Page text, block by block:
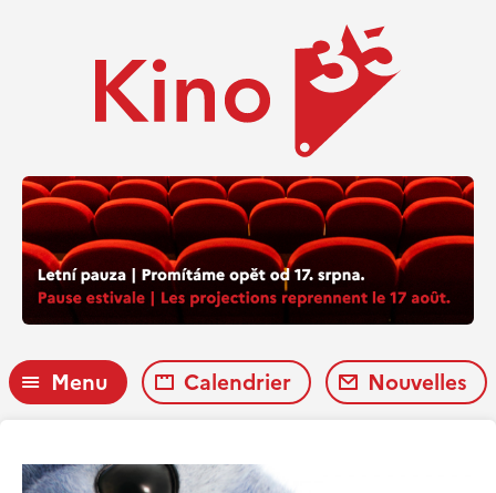
Menu Calendrier Nouvelles